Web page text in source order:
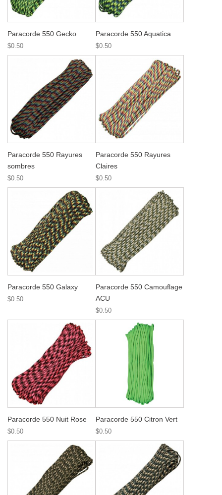
Paracorde 550 Gecko
$0.50
Paracorde 550 Aquatica
$0.50
Paracorde 550 Rayures
sombres
$0.50
Paracorde 550 Rayures
Claires
$0.50
Paracorde 550 Galaxy
$0.50
Paracorde 550 Camouflage
ACU
$0.50
Paracorde 550 Nuit Rose
$0.50
Paracorde 550 Citron Vert
$0.50